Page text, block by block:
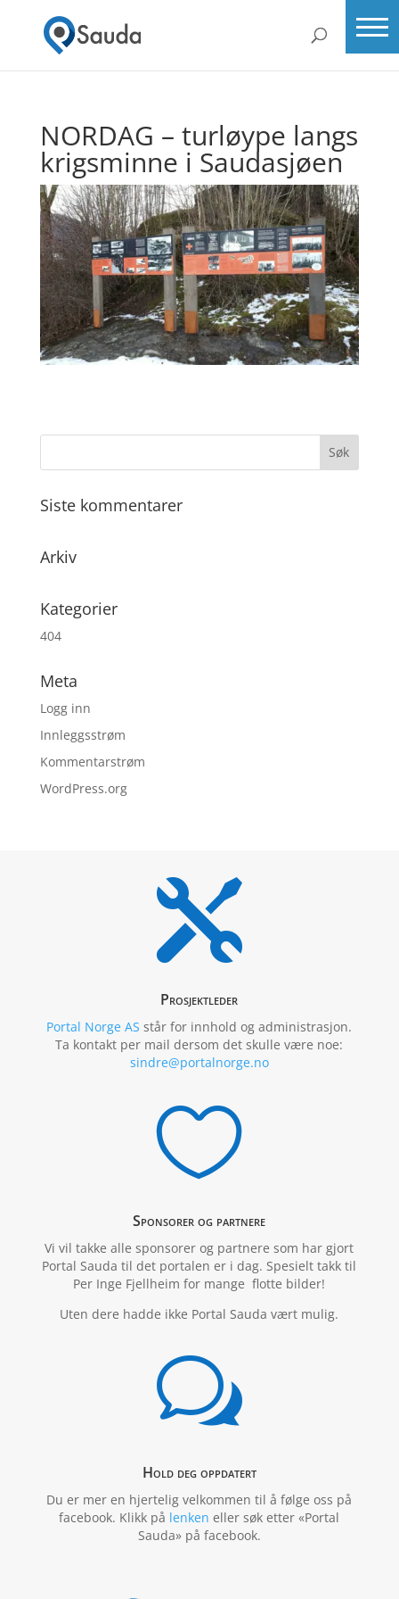
NORDAG – turløype langs
krigsminne i Saudasjøen
Siste kommentarer
Arkiv
Kategorier
404
Meta
Logg inn
Innleggsstrøm
Kommentarstrøm
WordPress.org

Prosjektleder
Portal Norge AS står for innhold og administrasjon.
Ta kontakt per mail dersom det skulle være noe:
sindre@portalnorge.no

Sponsorer og partnere
Vi vil takke alle sponsorer og partnere som har gjort
Portal Sauda til det portalen er i dag. Spesielt takk til
Per Inge Fjellheim for mange flotte bilder!
Uten dere hadde ikke Portal Sauda vært mulig.
w
Hold deg oppdatert
Du er mer en hjertelig velkommen til å følge oss på
facebook. Klikk på lenken eller søk etter «Portal
Sauda» på facebook.